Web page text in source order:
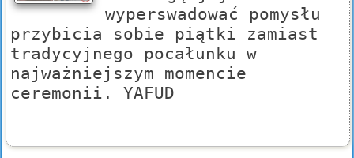
wyperswadować pomysłu
przybicia sobie piątki zamiast
tradycyjnego pocałunku w
najważniejszym momencie
ceremonii. YAFUD